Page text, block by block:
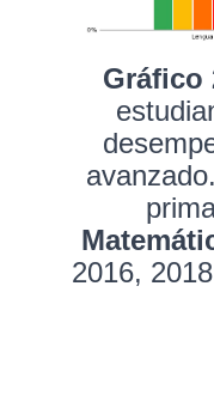
Gráfico
2016,